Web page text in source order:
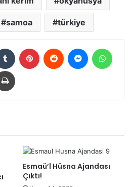
samoa türkiye
Tumblr Pinterest Reddit Messenger
ile paylaş Yazdır
Esmaü’l Hüsna Ajandası
Çıktı!